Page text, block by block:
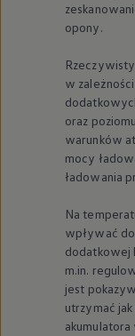
opony.
w
oraz
warunków
mocy
ładowania
Na
wpływać
dodatkowej
m.in.
jest
utrzymać